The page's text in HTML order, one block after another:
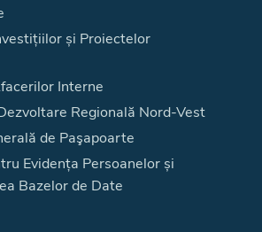
și Proiectelor
Interne
Regională Nord-Vest
de Paşapoarte
Evidența Persoanelor și
Bazelor de Date